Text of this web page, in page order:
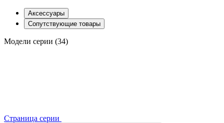
Аксессуары
Сопутствующие товары
Модели серии (34)
Страница серии